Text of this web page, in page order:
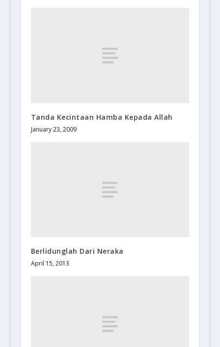
Tanda Kecintaan Hamba Kepada Allah
January 23, 2009
Berlidunglah Dari Neraka
April 15, 2013